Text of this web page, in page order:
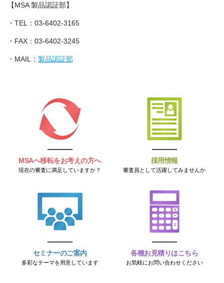
【MSA 製品認証部】
・TEL：03-6402-3165
・FAX：03-6402-3245
・MAIL： 製品認証部
MSAへ移転をお考えの方へ
現在の審査に満足していますか？
採用情報
審査員として活躍してみませんか
セミナーのご案内
多彩なテーマを用意しています
各種お見積りはこちら
お気軽にお問い合わせください